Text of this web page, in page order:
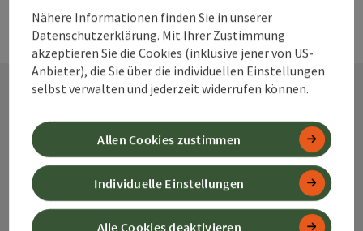
Kontakt
Alpenland Tourismus GmbH
Nähere Informationen finden Sie in unserer
Datenschutzerklärung. Mit Ihrer Zustimmung
akzeptieren Sie die Cookies (inklusive jener von US-
Anbieter), die Sie über die individuellen Einstellungen
selbst verwalten und jederzeit widerrufen können.
Alle Cookies deaktivieren
Individuelle Einstellungen
Allen Cookies zustimmen